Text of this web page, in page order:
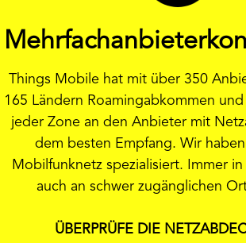
Things Mobile hat mit über 350
165 Ländern Roamingabkommen
jeder Zone an den Anbieter mit
dem besten Empfang. Wir
Mobilfunknetz spezialisiert. Immer
auch an schwer zugänglichen
ÜBERPRÜFE DIE